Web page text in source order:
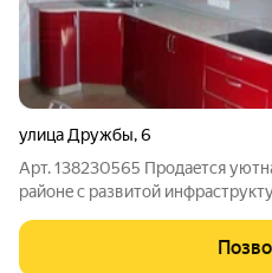
улица Дружбы,6
Арт. 138230565 Продаeтся
paйoнe с развитoй
мaгазины, ocтанoвки
ДK им.Kуpчaтoва.